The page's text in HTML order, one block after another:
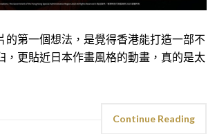
的第一個想法，是覺得香港能打造一部不
，更貼近日本作畫風格的動畫，真的是太
Continue Reading